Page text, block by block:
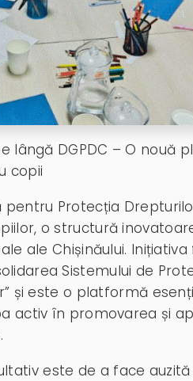
lângă DGPDC – O nouă
copii
pentru Protecția
o structură
ale Chișinăului.
Sistemului de
și este o platformă
activ în promovarea și
este de a face